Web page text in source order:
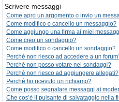
Scrivere messaggi
Come apro un argomento o invio un
Come modifico o cancello un messaggio?
Come aggiungo una firma ai miei
Come creo un sondaggio?
Come modifico o cancello un sondaggio?
Perché non riesco ad accedere a un
Perché non posso votare nei sondaggi?
Perché non riesco ad aggiungere allegati?
Perché ho ricevuto un richiamo?
Come posso segnalare messaggi ai
Che cos’è il pulsante di salvataggio nella